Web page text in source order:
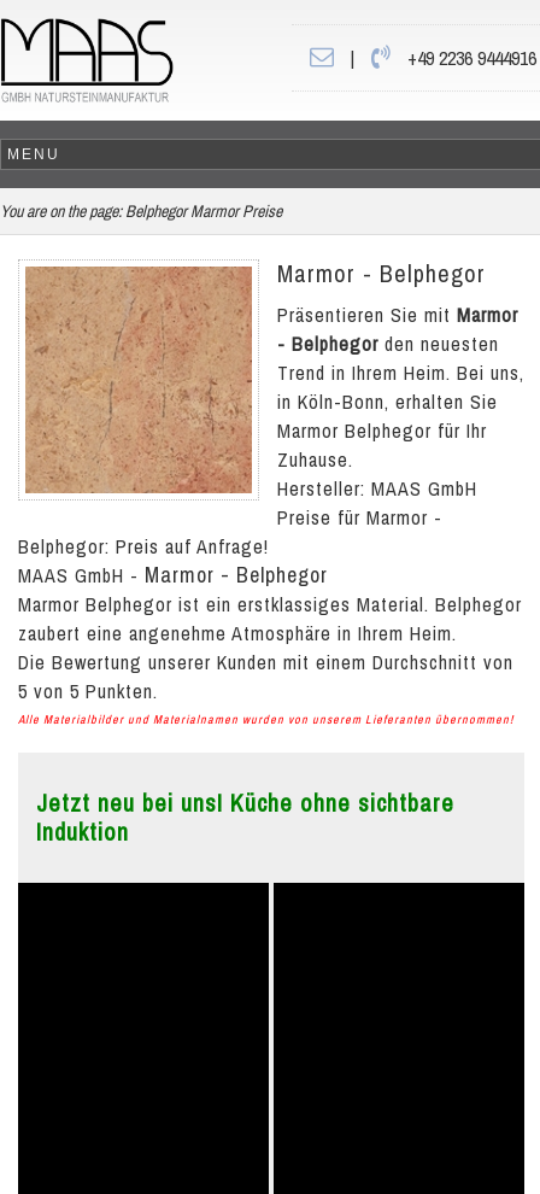
| +49 2236 9444916
You are on the page: Belphegor Marmor Preise
Marmor - Belphegor
Präsentieren Sie mit Marmor
- Belphegor den neuesten
Trend in Ihrem Heim. Bei uns,
in Köln-Bonn, erhalten Sie
Marmor Belphegor für Ihr
Zuhause.
Hersteller: MAAS GmbH
Preise für Marmor -
Belphegor: Preis auf Anfrage!
MAAS GmbH - Marmor - Belphegor
Marmor Belphegor ist ein erstklassiges Material. Belphegor
zaubert eine angenehme Atmosphäre in Ihrem Heim.
Die Bewertung unserer Kunden mit einem Durchschnitt von
5 von 5 Punkten.
Alle Materialbilder und Materialnamen wurden von unserem Lieferanten übernommen!
Jetzt neu bei uns! Küche ohne sichtbare
Induktion